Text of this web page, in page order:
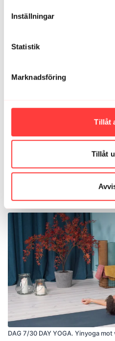
Inställningar
Statistik
Marknadsföring
Tillåt
Tillåt
som nya och mitt sinne
uppskattar att du ger
intensiv, tipset om att
DAG 7/30 DAY YOGA. Yinyoga